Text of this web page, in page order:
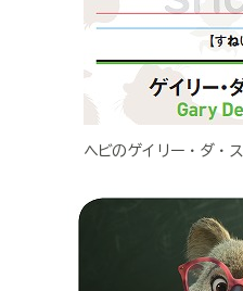
ヘビのゲイリー・ダ・